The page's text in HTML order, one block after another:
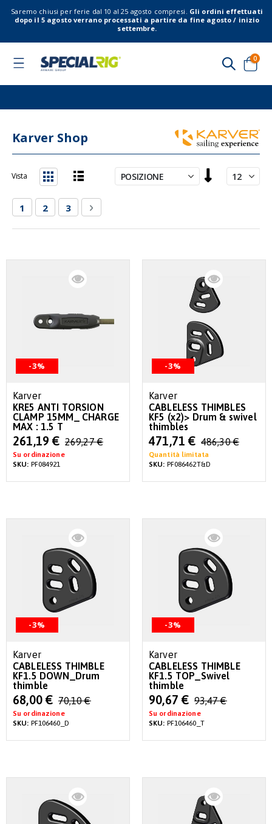
Saremo chiusi per ferie dal 10 al 25 agosto compresi. Gli ordini effettuati
dopo il 5 agosto verrano processati a partire da fine agosto / inizio
settembre.
Toggle
Cart
0
Karver Shop
la
Pagina
Attualmente stai leggendo la pagina
1 Pagina
2 Pagina
3 Pagina
Successivo
Vista
-3%
Karver
KRE5 ANTI TORSION
CLAMP 15MM_ CHARGE
MAX : 1.5 T
Special
Price
261,19 € 269,27 €
Su ordinazione
SKU: PF084921
-3%
Karver
CABLELESS THIMBLES
KF5 (x2)> Drum & swivel
thimbles
Special
Price
471,71 € 486,30 €
Quantità limitata
SKU: PF086462T&D
-3%
Karver
CABLELESS THIMBLE
KF1.5 DOWN_Drum
thimble
Special
Price
68,00 € 70,10 €
Su ordinazione
SKU: PF106460_D
-3%
Karver
CABLELESS THIMBLE
KF1.5 TOP_Swivel
thimble
Special
Price
90,67 € 93,47 €
Su ordinazione
SKU: PF106460_T